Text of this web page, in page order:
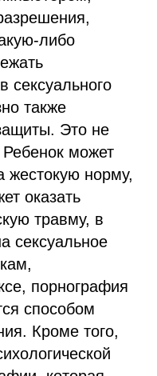
либо
сексуального
также
Это не
Ребенок может
жестокую норму,
оказать
травму, в
сексуальное
порнография
способом
Кроме того,